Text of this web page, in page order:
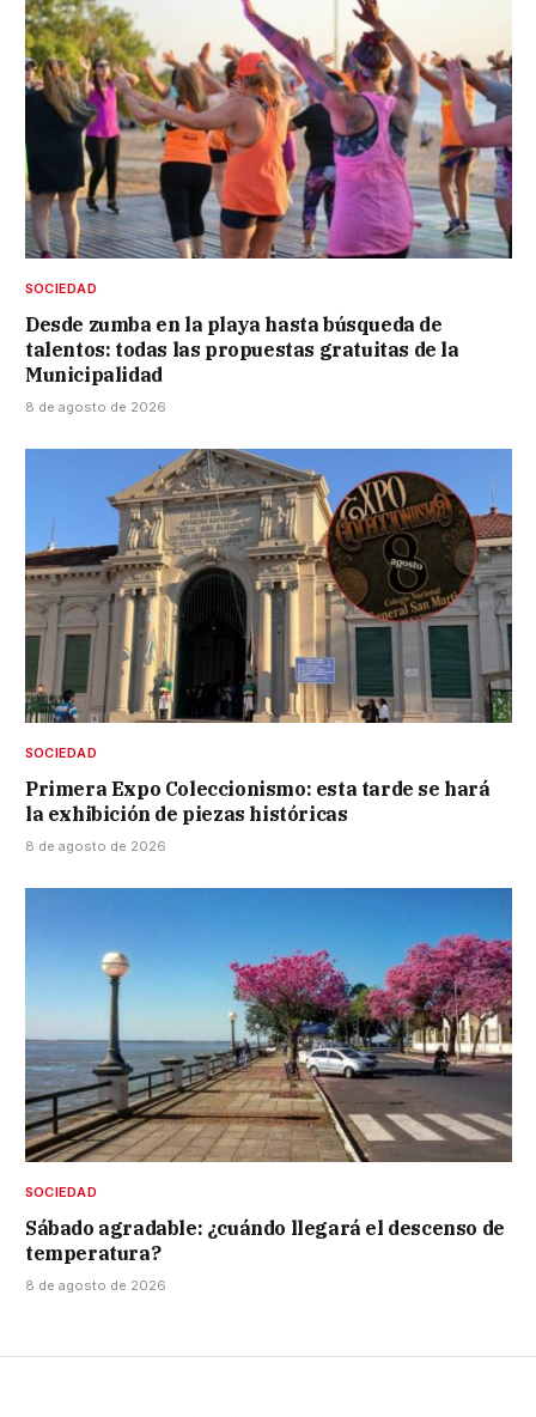
SOCIEDAD
Desde zumba en la playa hasta búsqueda de
talentos: todas las propuestas gratuitas de la
Municipalidad
8 de agosto de 2026
SOCIEDAD
Primera Expo Coleccionismo: esta tarde se hará
la exhibición de piezas históricas
8 de agosto de 2026
SOCIEDAD
Sábado agradable: ¿cuándo llegará el descenso de
temperatura?
8 de agosto de 2026